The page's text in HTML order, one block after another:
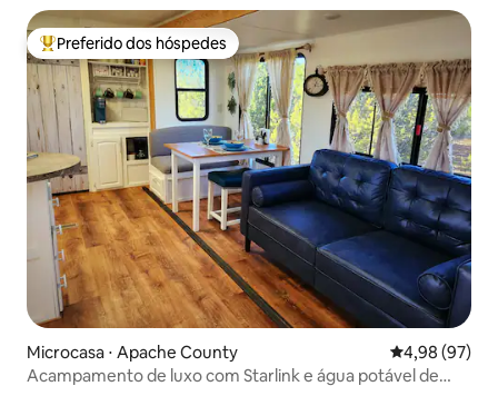
Entre os melhores preferidos dos hóspedes
Preferido dos hóspedes
Microcasa ⋅ Apache County 4,98 de uma
4,98 (97)
Acampamento de luxo com Starlink e água potável de